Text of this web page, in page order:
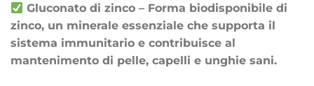
Gluconato di zinco – Forma biodisponibile di
zinco, un minerale essenziale che supporta il
sistema immunitario e contribuisce al
mantenimento di pelle, capelli e unghie sani.